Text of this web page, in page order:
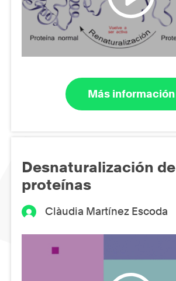
Más información
Desnaturalización de
proteínas
Clàudia Martínez Escoda